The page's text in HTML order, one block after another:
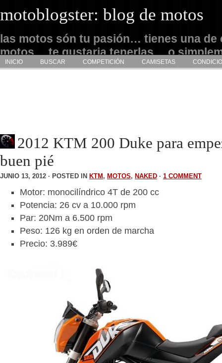
motoblogster: blog de motos
las motos són tu pasión… tienes una de
motos… te gustaria tenerlas… o
admirarlas… este es tu sitio
INICIO BUSCAR COMPETICIÓN CAMISETAS
2012 KTM 200 Duke para
buen pié
JUNIO 13, 2012 · POSTED IN KTM , MOTOS, NAKED · 1 COMMENT
Motor: monocilíndrico 4T de 200 cc
Potencia: 26 cv a 10.000 rpm
Par: 20Nm a 6.500 rpm
Peso: 126 kg en orden de marcha
Precio: 3.989€